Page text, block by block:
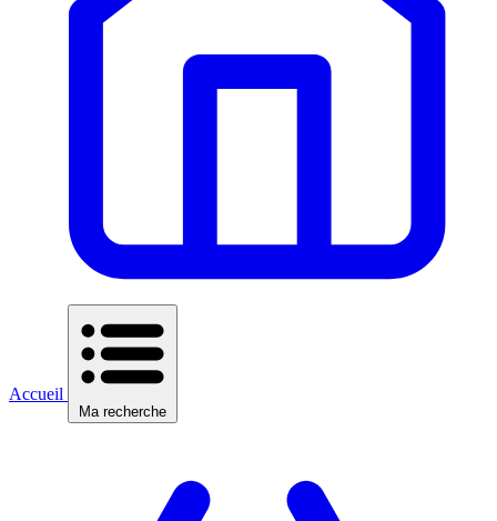
Accueil
Ma recherche